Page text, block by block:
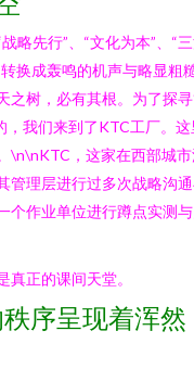
略先行”、“文化为本”、“
换成轰鸣的机声与略显粗
之树，必有其根。为了探
，我们来到了KTC工厂。这
\n\nKTC，这家在西部城
管理层进行过多次战略沟
个作业单位进行蹲点实测
正的课间天堂。
序呈现着浑然